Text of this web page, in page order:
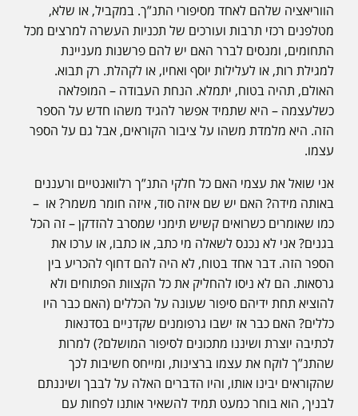
הווריאציה שלהם לאחד מסיפורי התנ”ך. במקביל, או שלא,
מטלפנים רכזי תרבות ועורכים של תכניות העשרה למרצים מכל
התחומים, ומנסים לברר האם יש להם פרשנות מעניינת
למגילת רות, או לעלילות יוסף ואחיו, או לקהלת. רק תבוא.
האולם, תהיה בטוח, יתמלא. הנחת העבודה – המופלאה
כשלעצמה – היא שתמיד אפשר להגיד משהו חדש על הספר
הזה. היא מלמדת משהו על ציבור הקוראים, אבל גם על הספר
עצמו.
אני שואל את עצמי האם כל חלקי התנ”ך רלוואנטיים ורעננים
באותה מידה? האם יש שם איזה סוד, איזה חומר משמר? או –
כמו שאומרים כשרואים קשיש תימני שמסרב להזדקן – זה הכל
בגנים? אני לא נכנס לשאלה מי כתב, או כתבו, או ערכו את
הספר הזה. דבר אחד בטוח, לא היה להם דחוף להכריע בין
גרסאות. הם לא ניסו להחליק את כל הקצוות הפתוחים ולא
להוציא תחת ידיהם סיפור שעונה על הכללים (האם כבר היו
כללים? האם כבר אז ישבו גרפומנים שקדניים בסדנאות
לכתיבה יוצרת ושיננו מתכונים לסיפור המושלם?) למרות
שהתנ”ך לוקח את עצמו ברצינות, ומייחס חשיבות לכך
שהקוראים יבינו אותו, והיו הדברים האלה על לבבך ושיננתם
לבניך, הוא בוחר כמעט תמיד להשאיר אותנו לפחות עם